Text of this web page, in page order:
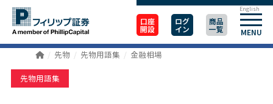
口座
開設
ログ
イン
商品
一覧 MENU
English
先物 先物用語集 金融相場
先物用語集